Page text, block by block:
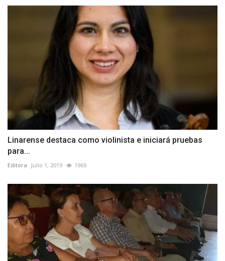
Linarense destaca como violinista e iniciará pruebas
para...
Editora Julio 1, 2019 1969